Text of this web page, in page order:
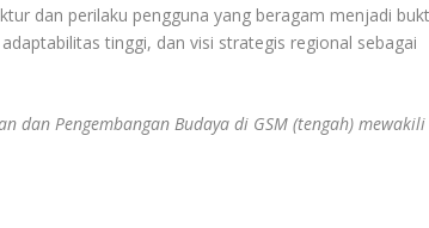
dan perilaku pengguna yang beragam menjadi
tinggi, dan visi strategis regional sebagai
dan Pengembangan Budaya di GSM (tengah) mewakili